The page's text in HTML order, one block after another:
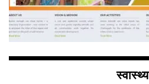
स्वास्थ्य